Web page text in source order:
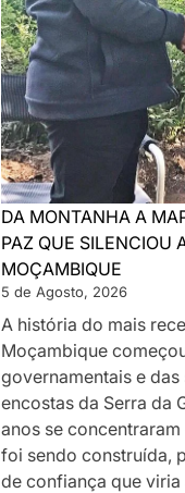
DA MONTANHA A
PAZ QUE SILENCIOU
MOÇAMBIQUE
5 de Agosto, 2026
A história do mais
Moçambique
governamentais e
encostas da Serra da
anos se
foi sendo construída,
de confiança que